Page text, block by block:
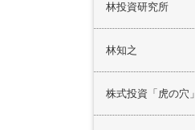
林投資研究所
林知之
株式投資「虎の穴」